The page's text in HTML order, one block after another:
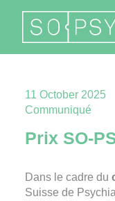
FR
11 October 2025
Communiqué
Prix SO-
Dans le cadre du
Suisse de